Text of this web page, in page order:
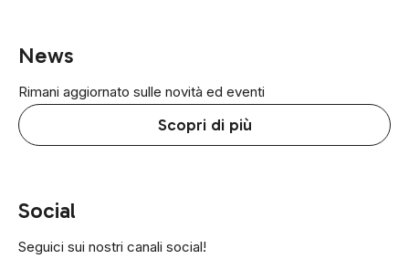
News
Rimani aggiornato sulle novità ed eventi
Scopri di più
Social
Seguici sui nostri canali social!